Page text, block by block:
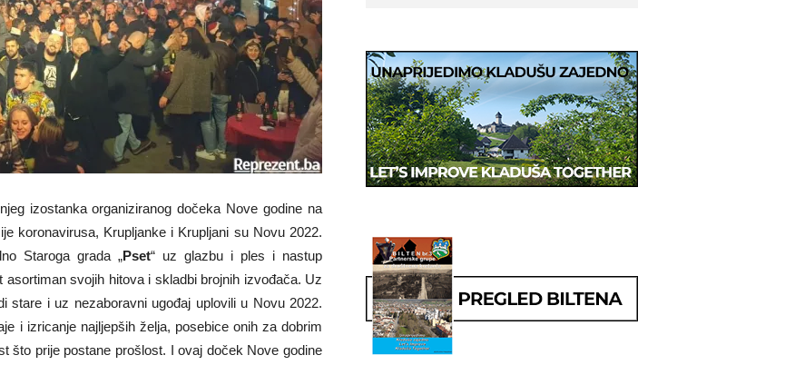
izostanka organiziranog dočeka Nove godine na
koronavirusa, Krupljanke i Krupljani su Novu 2022.
Staroga grada „Pset“ uz glazbu i ples i nastup
asortiman svojih hitova i skladbi brojnih izvođača. Uz
stare i uz nezaboravni ugođaj uplovili u Novu 2022.
i izricanje najljepših želja, posebice onih za dobrim
što prije postane prošlost. I ovaj doček Nove godine